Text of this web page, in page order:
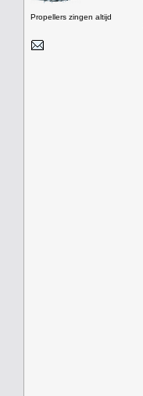
Propellers zingen altijd